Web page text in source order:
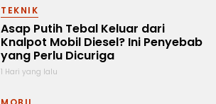
TEKNIK
Asap Putih Tebal Keluar dari
Knalpot Mobil Diesel? Ini Penyebab
yang Perlu Dicuriga
1 Hari yang lalu